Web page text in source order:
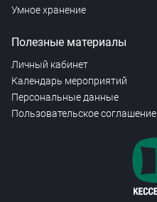
Умное хранение
Полезные материалы
Личный кабинет
Календарь мероприятий
Персональные данные
Пользовательское соглашение